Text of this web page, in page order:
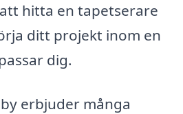
hitta en tapetserare
ditt projekt inom en
dig.
erbjuder många